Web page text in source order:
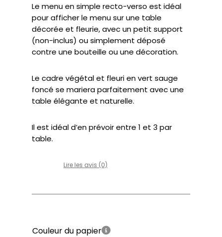
Le menu en simple recto-verso est idéal
pour afficher le menu sur une table
décorée et fleurie, avec un petit support
(non-inclus) ou simplement déposé
contre une bouteille ou une décoration.
Le cadre végétal et fleuri en vert sauge
foncé se mariera parfaitement avec une
table élégante et naturelle.
Il est idéal d’en prévoir entre 1 et 3 par
table.
Lire les avis (0)
Couleur du papier